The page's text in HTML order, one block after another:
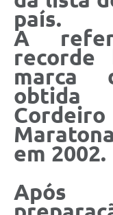
país.
A
recorde
marca
obtida
em 2002.
Após